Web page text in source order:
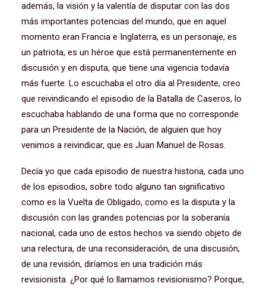
además, la visión y la valentía de disputar con las dos
más importantes potencias del mundo, que en aquel
momento eran Francia e Inglaterra, es un personaje, es
un patriota, es un héroe que está permanentemente en
discusión y en disputa, que tiene una vigencia todavía
más fuerte. Lo escuchaba el otro día al Presidente, creo
que reivindicando el episodio de la Batalla de Caseros, lo
escuchaba hablando de una forma que no corresponde
para un Presidente de la Nación, de alguien que hoy
venimos a reivindicar, que es Juan Manuel de Rosas.
Decía yo que cada episodio de nuestra historia, cada uno
de los episodios, sobre todo alguno tan significativo
como es la Vuelta de Obligado, como es la disputa y la
discusión con las grandes potencias por la soberanía
nacional, cada uno de estos hechos va siendo objeto de
una relectura, de una reconsideración, de una discusión,
de una revisión, diríamos en una tradición más
revisionista. ¿Por qué lo llamamos revisionismo? Porque,